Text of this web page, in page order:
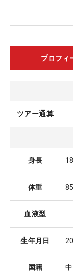
プロフィ
ツアー通算
身長
体重
血液型
生年月日
国籍